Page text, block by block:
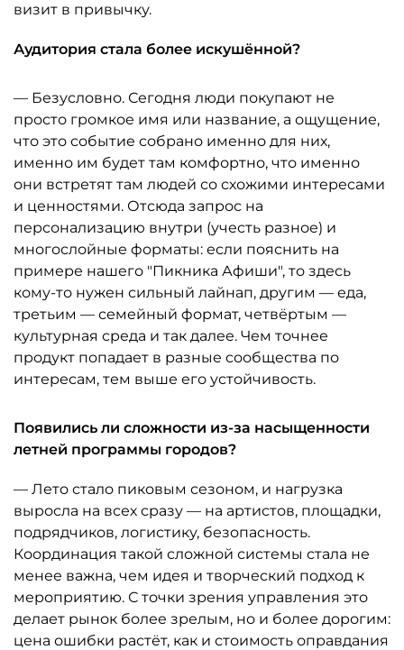
визит в привычку.
Аудитория стала более искушённой?
— Безусловно. Сегодня люди покупают не
просто громкое имя или название, а ощущение,
что это событие собрано именно для них,
именно им будет там комфортно, что именно
они встретят там людей со схожими интересами
и ценностями. Отсюда запрос на
персонализацию внутри (учесть разное) и
многослойные форматы: если пояснить на
примере нашего "Пикника Афиши", то здесь
кому-то нужен сильный лайнап, другим — еда,
третьим — семейный формат, четвёртым —
культурная среда и так далее. Чем точнее
продукт попадает в разные сообщества по
интересам, тем выше его устойчивость.
Появились ли сложности из-за насыщенности
летней программы городов?
— Лето стало пиковым сезоном, и нагрузка
выросла на всех сразу — на артистов, площадки,
подрядчиков, логистику, безопасность.
Координация такой сложной системы стала не
менее важна, чем идея и творческий подход к
мероприятию. С точки зрения управления это
делает рынок более зрелым, но и более дорогим:
цена ошибки растёт, как и стоимость оправдания